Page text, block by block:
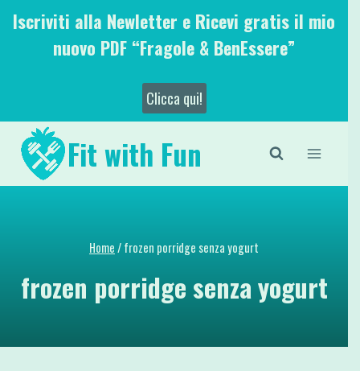
SaltaIscriviti alla Newletter e Ricevi gratis il mio
nuovo PDF “Fragole & BenEssere”
Clicca qui!
Fit with Fun
Home/frozen porridge senza yogurt
frozen porridge senza yogurt